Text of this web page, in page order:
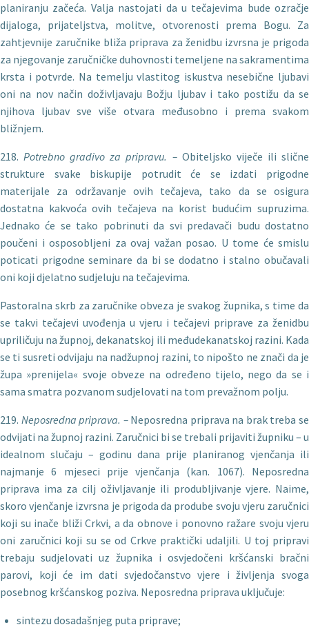
planiranju začeća. Valja nastojati da u tečajevima bude ozračje
dijaloga, prijateljstva, molitve, otvorenosti prema Bogu. Za
zahtjevnije zaručnike bliža priprava za ženidbu izvrsna je prigoda
za njegovanje zaručničke duhovnosti temeljene na sakramentima
krsta i potvrde. Na temelju vlastitog iskustva nesebične ljubavi
oni na nov na­čin doživljavaju Božju ljubav i tako postižu da se
njihova ljubav sve više otvara međusobno i prema svakom
bližnjem.
218.Potrebno gradivo za pripravu. – Obiteljsko viječe ili slične
strukture svake biskupije potrudit će se izdati prigodne
materijale za održavanje ovih tečajeva, tako da se osigura
dostatna kakvoća ovih tečajeva na korist budućim supruzima.
Jednako će se tako pobrinuti da svi predavači budu dostatno
poučeni i osposobljeni za ovaj važan posao. U tome će smislu
poticati prigodne seminare da bi se dodatno i stalno obučavali
oni koji djelatno sudjeluju na tečajevima.
Pastoralna skrb za zaručnike obveza je svakog župnika, s time da
se takvi tečajevi uvođenja u vjeru i tečajevi priprave za ženidbu
upriličuju na župnoj, dekanatskoj ili međudekanatskoj razini. Kada
se ti susreti odvijaju na nadžupnoj razini, to nipo­što ne znači da je
župa »prenijela« svoje obveze na određeno tijelo, nego da se i
sama smatra pozvanom sudjelovati na tom prevažnom polju.
219. Neposredna priprava. – Neposredna priprava na brak treba se
odvijati na župnoj razini. Zaručnici bi se trebali prijaviti župniku – u
idealnom slučaju – godinu dana prije planiranog vjenčanja ili
najmanje 6 mjeseci prije vjenčanja (kan. 1067). Ne­posredna
priprava ima za cilj oživljavanje ili produbljivanje vjere. Naime,
skoro vjenčanje izvrsna je prigoda da prodube svoju vjeru zaručnici
koji su inače bliži Crkvi, a da obnove i ponovno ražare svoju vjeru
oni zaručnici koji su se od Crkve praktički udaljili. U toj pripravi
trebaju sudjelovati uz župnika i osvjedočeni kršćanski bračni
parovi, koji će im dati svjedočanstvo vjere i življenja svoga
posebnog kršćanskog poziva. Neposredna priprava uključuje:
sintezu dosadašnjeg puta priprave;